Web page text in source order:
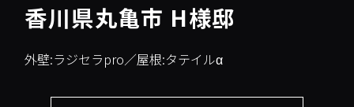
香川県丸亀市 H様邸
外壁:ラジセラpro／屋根:タテイルα